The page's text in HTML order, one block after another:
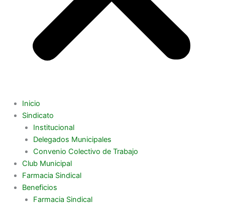
Inicio
Sindicato
Institucional
Delegados Municipales
Convenio Colectivo de Trabajo
Club Municipal
Farmacia Sindical
Beneficios
Farmacia Sindical